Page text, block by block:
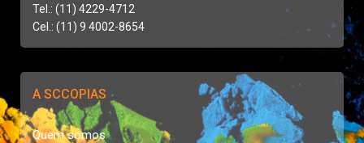
Tel.: (11) 4229-4712
Cel.: (11) 9 4002-8654
A SCCOPIAS
Quem somos